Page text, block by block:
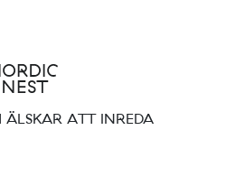
ÄLSKAR ATT INREDA